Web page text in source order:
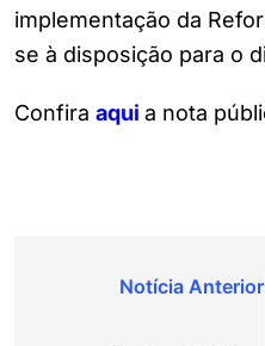
implementação da
se à disposição para o
Confira aqui a nota
Navegação